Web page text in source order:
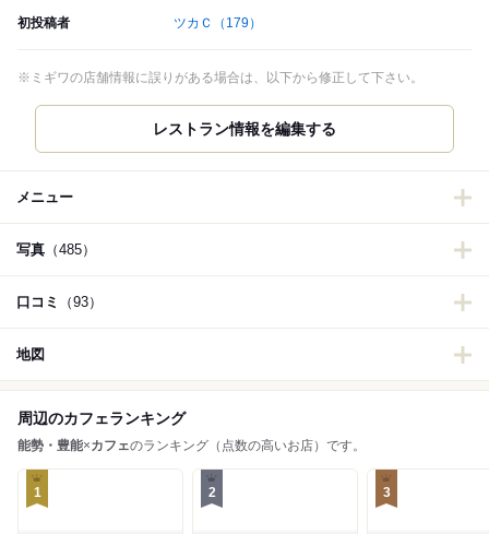
初投稿者 ツカＣ （179）
※ミギワの店舗情報に誤りがある場合は、以下から修正して下さい。
レストラン情報を編集する
メニュー
写真 （485）
口コミ （93）
地図
周辺のカフェランキング
能勢・豊能×カフェのランキング（点数の高いお店）です。
1 2 3